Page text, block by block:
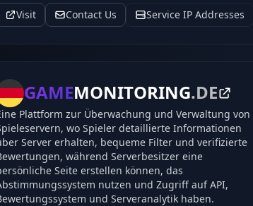
Visit Contact Us Service IP Addresses
GAMEMONITORING.DE
Plattform zur Überwachung und Verwaltung von
wo Spieler detaillierte Informationen
Server erhalten, bequeme Filter und verifizierte
während Serverbesitzer eine
Seite erstellen können, das
nutzen und Zugriff auf API,
und Serveranalytik haben.